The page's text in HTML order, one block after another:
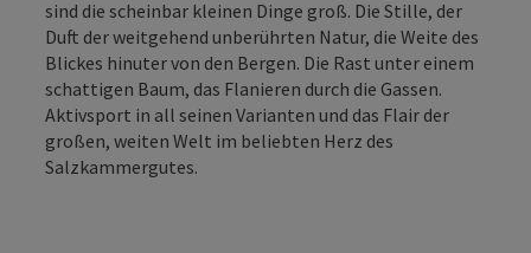
sind die scheinbar kleinen Dinge groß. Die Stille, der
Duft der weitgehend unberührten Natur, die Weite des
Blickes hinuter von den Bergen. Die Rast unter einem
schattigen Baum, das Flanieren durch die Gassen.
Aktivsport in all seinen Varianten und das Flair der
großen, weiten Welt im beliebten Herz des
Salzkammergutes.